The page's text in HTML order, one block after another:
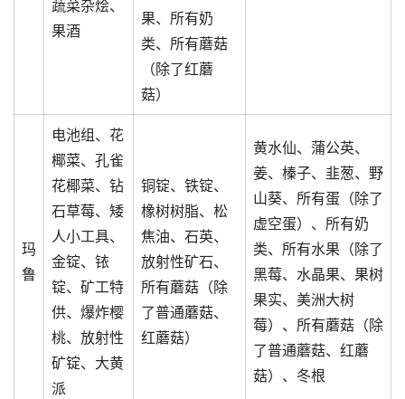
蔬菜杂烩、
果酒
果、所有奶
类、所有蘑菇
（除了红蘑
菇）
玛
鲁
电池组、花
椰菜、孔雀
花椰菜、钻
石草莓、矮
人小工具、
金锭、铱
锭、矿工特
供、爆炸樱
桃、放射性
矿锭、大黄
派
铜锭、铁锭、
橡树树脂、松
焦油、石英、
放射性矿石、
所有蘑菇（除
了普通蘑菇、
红蘑菇）
黄水仙、蒲公英、
姜、榛子、韭葱、野
山葵、所有蛋（除了
虚空蛋）、所有奶
类、所有水果（除了
黑莓、水晶果、果树
果实、美洲大树
莓）、所有蘑菇（除
了普通蘑菇、红蘑
菇）、冬根